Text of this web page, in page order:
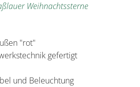
Weihnachtssterne
"rot"
gefertigt
und Beleuchtung